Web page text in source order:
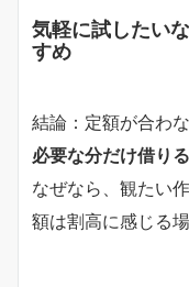
気軽に試したい
すめ
結論：定額が合わな
必要な分だけ借りる
なぜなら、観たい
額は割高に感じる